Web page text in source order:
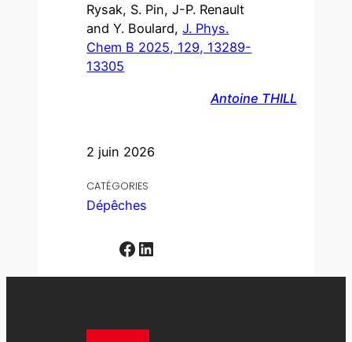
2 juin 2026
CATÉGORIES
Dépêches
Facebook LinkedIn
Rysak, S. Pin, J-P. Renault
and Y. Boulard,J. Phys.
Chem B 2025, 129, 13289-
13305
Antoine THILL